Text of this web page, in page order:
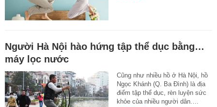
Người Hà Nội hào hứng tập thể dục bằng…
máy lọc nước
Cũng như nhiều hồ ở Hà Nội, hồ
Ngọc Khánh (Q. Ba Đình) là địa
điểm tập thể dục, rèn luyện sức
khỏe của nhiều người dân.…